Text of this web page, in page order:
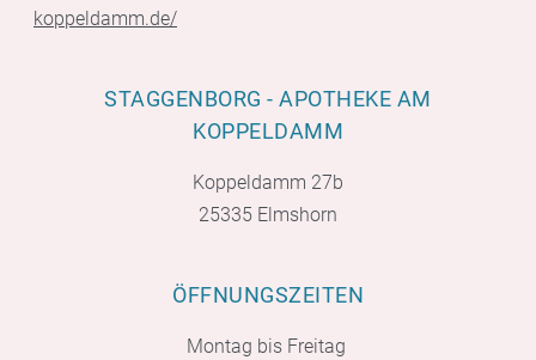
koppeldamm.de/
STAGGENBORG - APOTHEKE AM
KOPPELDAMM
Koppeldamm 27b
25335 Elmshorn
ÖFFNUNGSZEITEN
Montag bis Freitag